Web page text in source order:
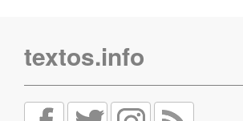
textos.info